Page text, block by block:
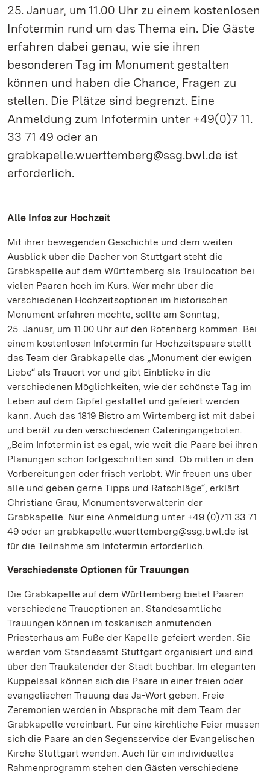
25. Januar, um 11.00 Uhr zu einem kostenlosen
Infotermin rund um das Thema ein. Die Gäste
erfahren dabei genau, wie sie ihren
besonderen Tag im Monument gestalten
können und haben die Chance, Fragen zu
stellen. Die Plätze sind begrenzt. Eine
Anmeldung zum Infotermin unter +49(0)7 11.
33 71 49 oder an
grabkapelle.wuerttemberg@ssg.bwl.de ist
erforderlich.
Alle Infos zur Hochzeit
Mit ihrer bewegenden Geschichte und dem weiten
Ausblick über die Dächer von Stuttgart steht die
Grabkapelle auf dem Württemberg als Traulocation bei
vielen Paaren hoch im Kurs. Wer mehr über die
verschiedenen Hochzeitsoptionen im historischen
Monument erfahren möchte, sollte am Sonntag,
25. Januar, um 11.00 Uhr auf den Rotenberg kommen. Bei
einem kostenlosen Infotermin für Hochzeitspaare stellt
das Team der Grabkapelle das „Monument der ewigen
Liebe“ als Trauort vor und gibt Einblicke in die
verschiedenen Möglichkeiten, wie der schönste Tag im
Leben auf dem Gipfel gestaltet und gefeiert werden
kann. Auch das 1819 Bistro am Wirtemberg ist mit dabei
und berät zu den verschiedenen Cateringangeboten.
„Beim Infotermin ist es egal, wie weit die Paare bei ihren
Planungen schon fortgeschritten sind. Ob mitten in den
Vorbereitungen oder frisch verlobt: Wir freuen uns über
alle und geben gerne Tipps und Ratschläge“, erklärt
Christiane Grau, Monumentsverwalterin der
Grabkapelle. Nur eine Anmeldung unter +49 (0)711 33 71
49 oder an grabkapelle.wuerttemberg@ssg.bwl.de ist
für die Teilnahme am Infotermin erforderlich.
Verschiedenste Optionen für Trauungen
Die Grabkapelle auf dem Württemberg bietet Paaren
verschiedene Trauoptionen an. Standesamtliche
Trauungen können im toskanisch anmutenden
Priesterhaus am Fuße der Kapelle gefeiert werden. Sie
werden vom Standesamt Stuttgart organisiert und sind
über den Traukalender der Stadt buchbar. Im eleganten
Kuppelsaal können sich die Paare in einer freien oder
evangelischen Trauung das Ja-Wort geben. Freie
Zeremonien werden in Absprache mit dem Team der
Grabkapelle vereinbart. Für eine kirchliche Feier müssen
sich die Paare an den Segensservice der Evangelischen
Kirche Stuttgart wenden. Auch für ein individuelles
Rahmenprogramm stehen den Gästen verschiedene